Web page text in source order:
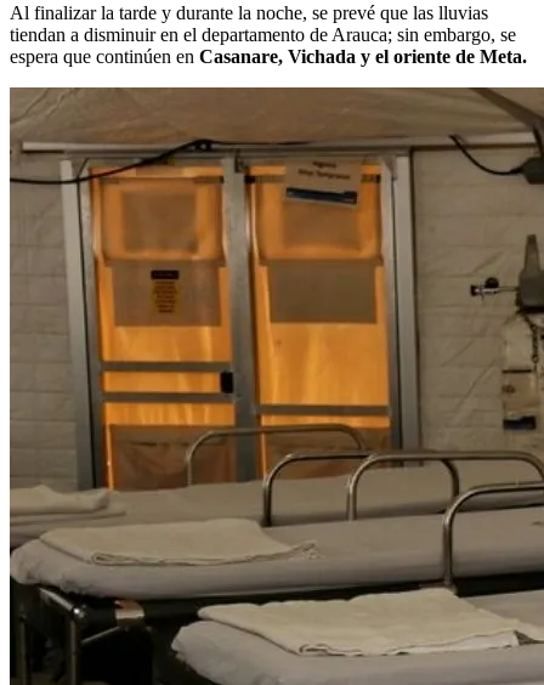
Al finalizar la tarde y durante la noche, se prevé que las lluvias
tiendan a disminuir en el departamento de Arauca; sin embargo, se
espera que continúen en Casanare, Vichada y el oriente de Meta.